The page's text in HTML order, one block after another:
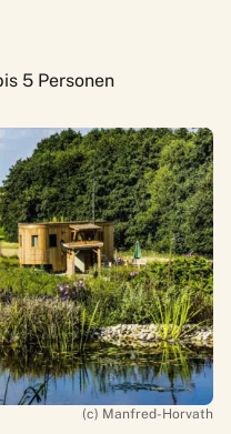
5 Personen
(c) Manfred-Horvath